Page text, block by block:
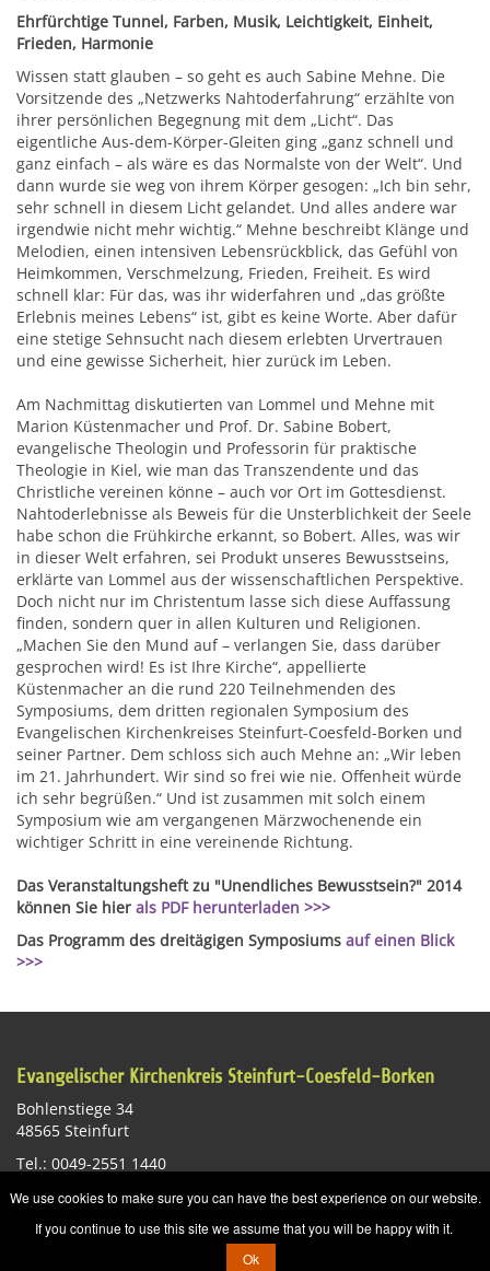
Ehrfürchtige Tunnel, Farben, Musik, Leichtigkeit, Einheit,
Frieden, Harmonie
Wissen statt glauben – so geht es auch Sabine Mehne. Die
Vorsitzende des „Netzwerks Nahtoderfahrung“ erzählte von
ihrer persönlichen Begegnung mit dem „Licht“. Das
eigentliche Aus-dem-Körper-Gleiten ging „ganz schnell und
ganz einfach – als wäre es das Normalste von der Welt“. Und
dann wurde sie weg von ihrem Körper gesogen: „Ich bin sehr,
sehr schnell in diesem Licht gelandet. Und alles andere war
irgendwie nicht mehr wichtig.“ Mehne beschreibt Klänge und
Melodien, einen intensiven Lebensrückblick, das Gefühl von
Heimkommen, Verschmelzung, Frieden, Freiheit. Es wird
schnell klar: Für das, was ihr widerfahren und „das größte
Erlebnis meines Lebens“ ist, gibt es keine Worte. Aber dafür
eine stetige Sehnsucht nach diesem erlebten Urvertrauen
und eine gewisse Sicherheit, hier zurück im Leben.
Am Nachmittag diskutierten van Lommel und Mehne mit
Marion Küstenmacher und Prof. Dr. Sabine Bobert,
evangelische Theologin und Professorin für praktische
Theologie in Kiel, wie man das Transzendente und das
Christliche vereinen könne – auch vor Ort im Gottesdienst.
Nahtoderlebnisse als Beweis für die Unsterblichkeit der Seele
habe schon die Frühkirche erkannt, so Bobert. Alles, was wir
in dieser Welt erfahren, sei Produkt unseres Bewusstseins,
erklärte van Lommel aus der wissenschaftlichen Perspektive.
Doch nicht nur im Christentum lasse sich diese Auffassung
finden, sondern quer in allen Kulturen und Religionen.
„Machen Sie den Mund auf – verlangen Sie, dass darüber
gesprochen wird! Es ist Ihre Kirche“, appellierte
Küstenmacher an die rund 220 Teilnehmenden des
Symposiums, dem dritten regionalen Symposium des
Evangelischen Kirchenkreises Steinfurt-Coesfeld-Borken und
seiner Partner. Dem schloss sich auch Mehne an: „Wir leben
im 21. Jahrhundert. Wir sind so frei wie nie. Offenheit würde
ich sehr begrüßen.“ Und ist zusammen mit solch einem
Symposium wie am vergangenen Märzwochenende ein
wichtiger Schritt in eine vereinende Richtung.
Das Veranstaltungsheft zu "Unendliches Bewusstsein?" 2014
können Sie hier als PDF herunterladen >>>
Das Programm des dreitägigen Symposiums auf einen Blick
>>>
Evangelischer Kirchenkreis Steinfurt-Coesfeld-Borken
Bohlenstiege 34
48565 Steinfurt
Tel.: 0049-2551 1440
We use cookies to make sure you can have the best experience on our website.
If you continue to use this site we assume that you will be happy with it.
Ok